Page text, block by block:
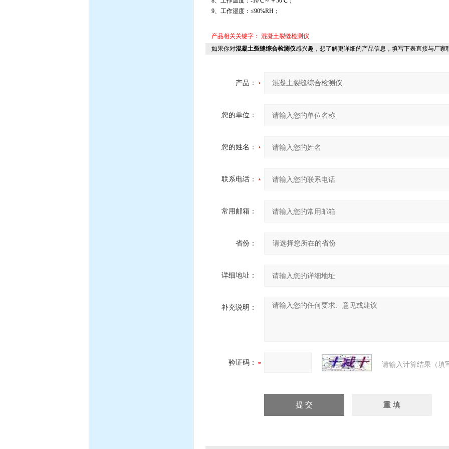
9、工作湿度：≤90%RH；
产品相关关键字： 混凝土裂缝检测仪
如果你对混凝土裂缝综合检测仪感兴趣，想了解更详细的产品信息，填写下表直接与厂家
产品：
您的单位：
您的姓名：
联系电话：
常用邮箱：
省份：
详细地址：
补充说明：
验证码： 请输入计算结果（填